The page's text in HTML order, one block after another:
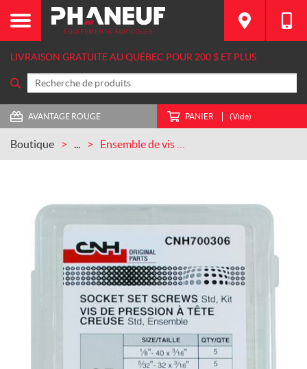
LIVRAISON GRATUITE AU QUÉBEC POUR 200 $ ET PLUS
AVANTAGE ROUGE PANIER (Vide)
Boutique ...